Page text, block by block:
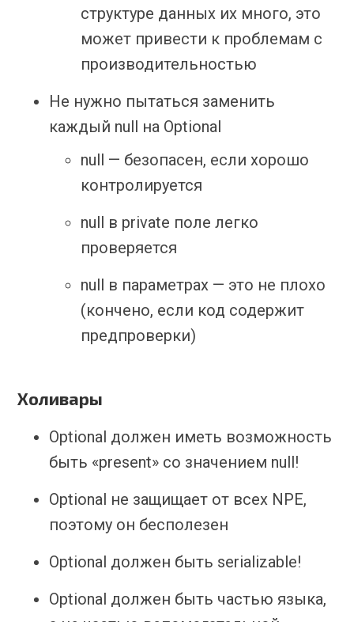
структуре данных их много, это
может привести к проблемам с
производительностью
Не нужно пытаться заменить
каждый null на Optional
null — безопасен, если хорошо
контролируется
null в private поле легко
проверяется
null в параметрах — это не плохо
(кончено, если код содержит
предпроверки)
Холивары
Optional должен иметь возможность
быть «present» со значением null!
Optional не защищает от всех NPE,
поэтому он бесполезен
Optional должен быть serializable!
Optional должен быть частью языка,